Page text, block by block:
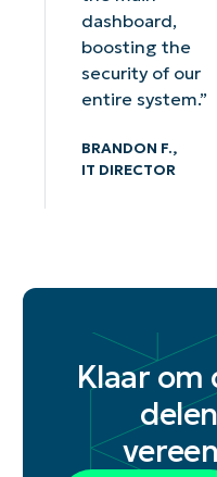
dashboard,
boosting the
security of our
entire system.”
BRANDON F.,
IT DIRECTOR
Klaar